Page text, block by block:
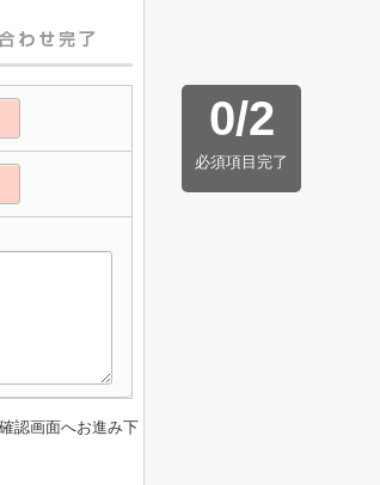
0/2
必須項目完了
認画面へお進み下